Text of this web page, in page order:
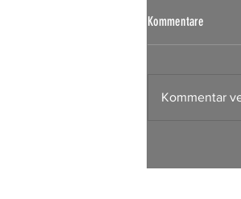
Börsen Radar
Kommentare
Kommentar